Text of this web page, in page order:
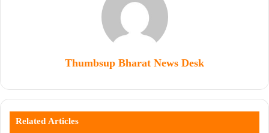
Thumbsup Bharat News Desk
Related Articles